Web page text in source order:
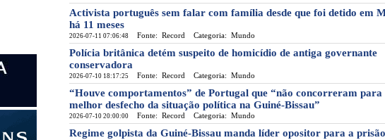
Activista português sem falar com família desde que foi detido em
há 11 meses
2026-07-11 07:06:48 Fonte: Record Categoria: Mundo
Polícia britânica detém suspeito de homicídio de antiga governante
conservadora
2026-07-10 18:17:25 Fonte: Record Categoria: Mundo
“Houve comportamentos” de Portugal que “não concorreram para
melhor desfecho da situação política na Guiné-Bissau”
2026-07-10 20:00:00 Fonte: Record Categoria: Mundo
Regime golpista da Guiné-Bissau manda líder opositor para a